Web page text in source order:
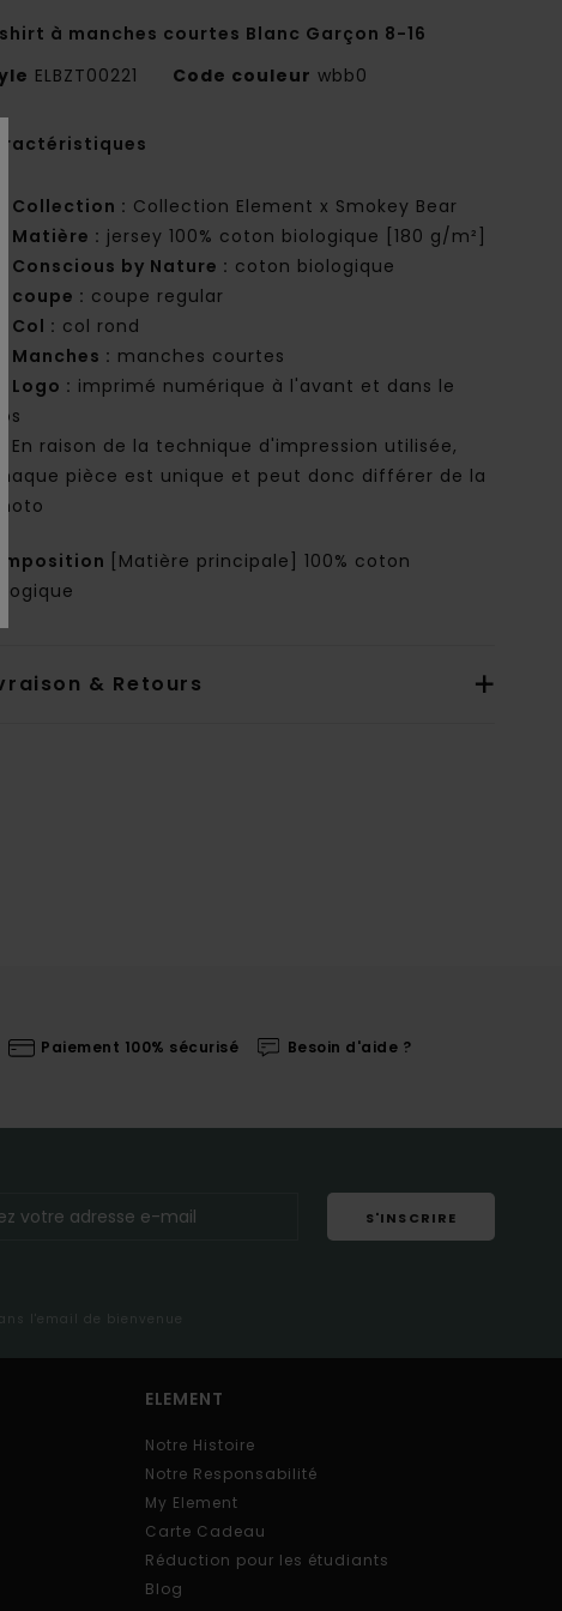
à manches courtes Blanc Garçon 8-16
ELBZT00221 Code couleur wbb0
Collection : Collection Element x Smokey Bear
Matière : jersey 100% coton biologique [180 g/m²]
Conscious by Nature : coton biologique
coupe : coupe regular
Col : col rond
Manches : manches courtes
Logo : imprimé numérique à l'avant et dans le
dos
En raison de la technique d'impression utilisée,
chaque pièce est unique et peut donc différer de la
photo
[Matière principale] 100% coton
& Retours
Paiement 100% sécurisé Besoin d'aide ?
S'INSCRIRE
l'email de bienvenue
ELEMENT
Notre Histoire
Notre Responsabilité
My Element
Carte Cadeau
Réduction pour les étudiants
Blog